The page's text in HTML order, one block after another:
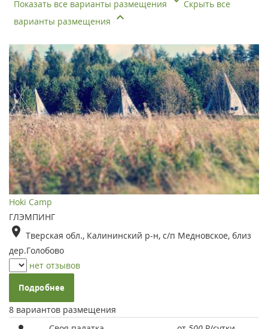
Показать все варианты размещения
Скрыть все
варианты размещения
Hoki Camp
ГЛЭМПИНГ
Тверская обл., Калининский р-н, с/п Медновское, близ
дер.Голобово
нет отзывов
Подробнее
8 вариантов размещения